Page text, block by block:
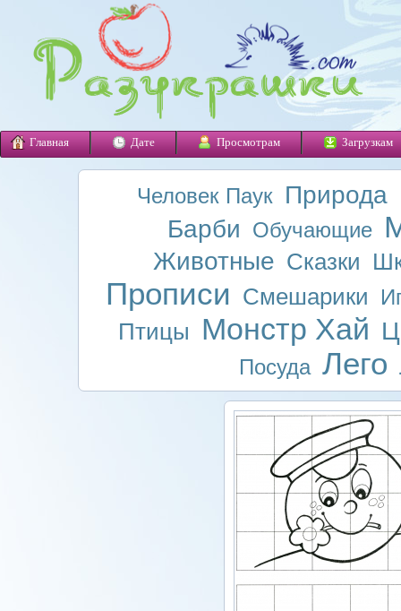
Главная Дате Просмотрам Загрузкам
Человек Паук Природа
Барби Обучающие
Животные Сказки
Прописи Смешарики
Птицы Монстр Хай
Посуда Лего